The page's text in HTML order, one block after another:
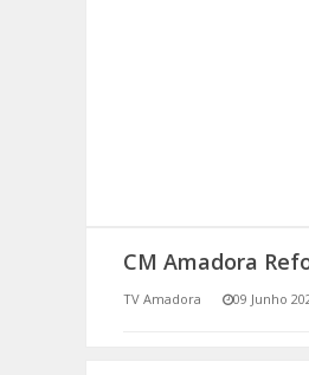
(RE) PENSAMENTOS
CM Amadora
TV Amadora 09 Junho